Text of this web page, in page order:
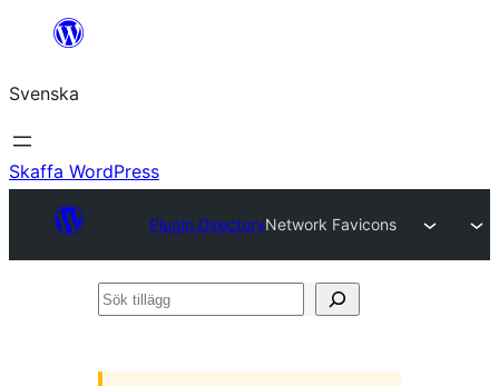
Hoppa
innehåll
Svenska
Skaffa WordPress
Plugin DirectoryNetwork Favicons
Sök